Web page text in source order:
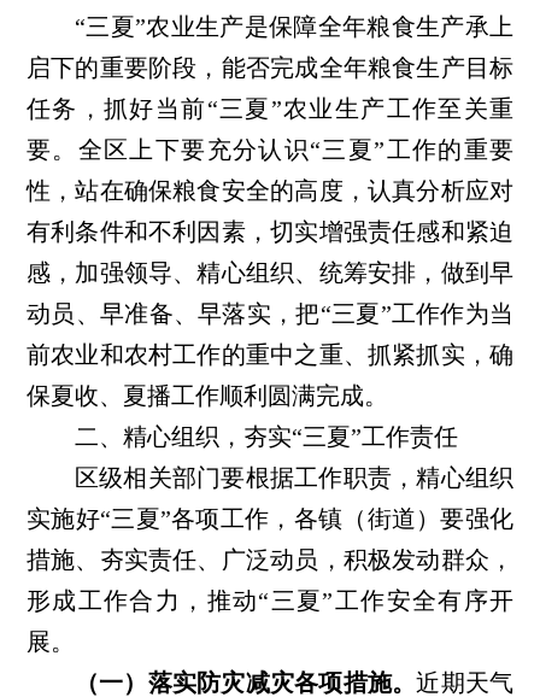
“三夏”农业生产是保障全年粮食生产承上
启下的重要阶段，能否完成全年粮食生产目标
任务，抓好当前“三夏”农业生产工作至关重
要。全区上下要充分认识“三夏”工作的重要
性，站在确保粮食安全的高度，认真分析应对
有利条件和不利因素，切实增强责任感和紧迫
感，加强领导、精心组织、统筹安排，做到早
动员、早准备、早落实，把“三夏”工作作为当
前农业和农村工作的重中之重、抓紧抓实，确
保夏收、夏播工作顺利圆满完成。
二、精心组织，夯实“三夏”工作责任
区级相关部门要根据工作职责，精心组织
实施好“三夏”各项工作，各镇（街道）要强化
措施、夯实责任、广泛动员，积极发动群众，
形成工作合力，推动“三夏”工作安全有序开
展。
（一）落实防灾减灾各项措施。近期天气